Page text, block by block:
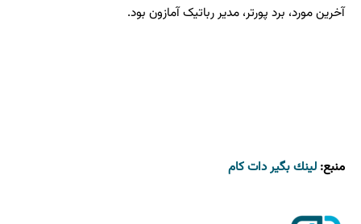
آخرین مورد، برد پورتر، مدیر رباتیک آمازون بود.
منبع: لینك بگیر دات كام